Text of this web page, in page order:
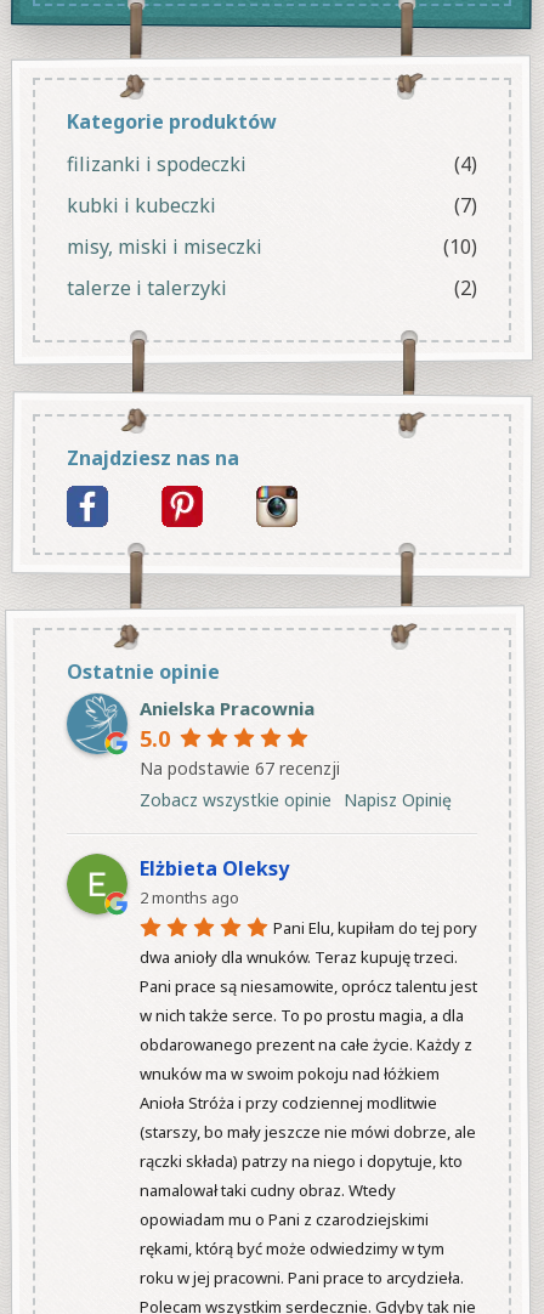
Kategorie produktów
filizanki i spodeczki
(4)
kubki i kubeczki
(7)
misy, miski i miseczki
(10)
talerze i talerzyki
(2)
Znajdziesz nas na
Ostatnie opinie
Anielska Pracownia
5.0
Na podstawie 67 recenzji
Zobacz wszystkie opinie
Napisz Opinię
Elżbieta Oleksy
2 months ago
Pani Elu, kupiłam do tej pory
dwa anioły dla wnuków. Teraz kupuję trzeci.
Pani prace są niesamowite, oprócz talentu jest
w nich także serce. To po prostu magia, a dla
obdarowanego prezent na całe życie. Każdy z
wnuków ma w swoim pokoju nad łóżkiem
Anioła Stróża i przy codziennej modlitwie
(starszy, bo mały jeszcze nie mówi dobrze, ale
rączki składa) patrzy na niego i dopytuje, kto
namalował taki cudny obraz. Wtedy
opowiadam mu o Pani z czarodziejskimi
rękami, którą być może odwiedzimy w tym
roku w jej pracowni. Pani prace to arcydzieła.
Polecam wszystkim serdecznie. Gdyby tak nie